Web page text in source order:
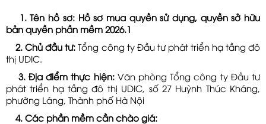
1. Tên hồ sơ: Hồ sơ mua quyền sử dụng, quyền sở hữu
bản quyền phần mềm 2026.1
2. Chủ đầu tư:Tổng công ty Đầu tư phát triển hạ tầng đô
thị UDIC.
3. Địa điểm thực hiện: Văn phòng Tổng công ty Đầu tư
phát triển hạ tầng đô thị UDIC, số 27 Huỳnh Thúc Kháng,
phường Láng, Thành phố Hà Nội
4. Các phần mềm cần chào giá: